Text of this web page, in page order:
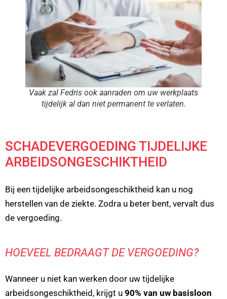
Vaak zal Fedris ook aanraden om uw werkplaats
tijdelijk al dan niet permanent te verlaten.
SCHADEVERGOEDING TIJDELIJKE
ARBEIDSONGESCHIKTHEID
Bij een tijdelijke arbeidsongeschiktheid kan u nog
herstellen van de ziekte. Zodra u beter bent, vervalt dus
de vergoeding.
HOEVEEL BEDRAAGT DE VERGOEDING?
Wanneer u niet kan werken door uw tijdelijke
arbeidsongeschiktheid, krijgt u 90% van uw basisloon